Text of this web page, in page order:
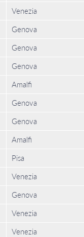
Venezia
Genova
Genova
Genova
Amalfi
Genova
Genova
Amalfi
Pisa
Venezia
Genova
Venezia
Venezia